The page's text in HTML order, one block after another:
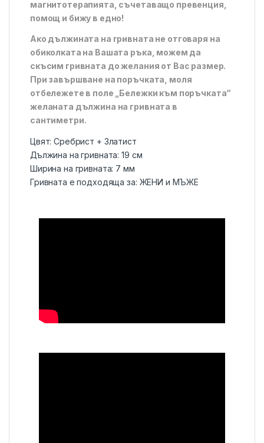
магнитотерапията, съчетаващо превенция,
помощ и бижу в едно!
Ако дължината на гривната не отговаря на
обиколката на Вашата ръка, можем да
скъсим гривната до желания от Вас размер.
При завършване на поръчката, моля
отбележете в поле „Бележки към поръчката“
желаната дължина на гривната в
сантиметри.
Цвят: Сребрист + Златист
Дължина на гривната: 19 см
Ширина на гривната: 7 мм
Гривната е подходяща за: ЖЕНИ и МЪЖЕ